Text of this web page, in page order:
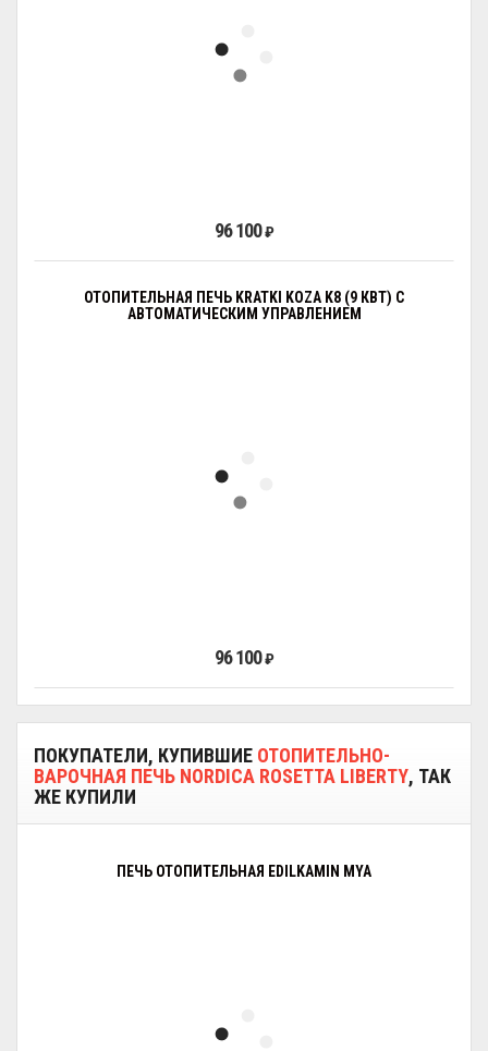
96 100₽
ОТОПИТЕЛЬНАЯ ПЕЧЬ KRATKI KOZA K8 (9 КВТ) С
АВТОМАТИЧЕСКИМ УПРАВЛЕНИЕМ
96 100₽
ПОКУПАТЕЛИ, КУПИВШИЕ ОТОПИТЕЛЬНО-
ВАРОЧНАЯ ПЕЧЬ NORDICA ROSETTA LIBERTY, ТАК
ЖЕ КУПИЛИ
ПЕЧЬ ОТОПИТЕЛЬНАЯ EDILKAMIN MYA